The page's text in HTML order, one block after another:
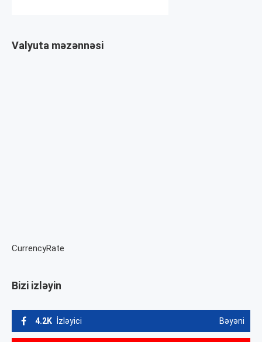
Valyuta məzənnəsi
CurrencyRate
Bizi izləyin
4.2K İzləyici Bəyəni